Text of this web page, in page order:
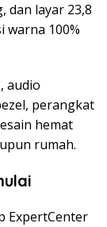
dan layar 23,8
warna 100%
audio
perangkat
hemat
rumah.
ExpertCenter